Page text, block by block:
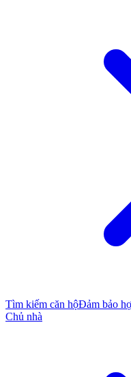
Tìm kiếm căn hộĐảm bảo
Chủ nhà